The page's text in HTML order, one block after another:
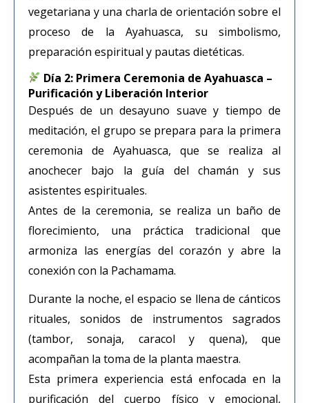
vegetariana y una charla de orientación sobre el
proceso de la Ayahuasca, su simbolismo,
preparación espiritual y pautas dietéticas.
Día 2: Primera Ceremonia de Ayahuasca –
Purificación y Liberación Interior
Después de un desayuno suave y tiempo de
meditación, el grupo se prepara para la primera
ceremonia de Ayahuasca, que se realiza al
anochecer bajo la guía del chamán y sus
asistentes espirituales.
Antes de la ceremonia, se realiza un baño de
florecimiento, una práctica tradicional que
armoniza las energías del corazón y abre la
conexión con la Pachamama.
Durante la noche, el espacio se llena de cánticos
rituales, sonidos de instrumentos sagrados
(tambor, sonaja, caracol y quena), que
acompañan la toma de la planta maestra.
Esta primera experiencia está enfocada en la
purificación del cuerpo físico y emocional,